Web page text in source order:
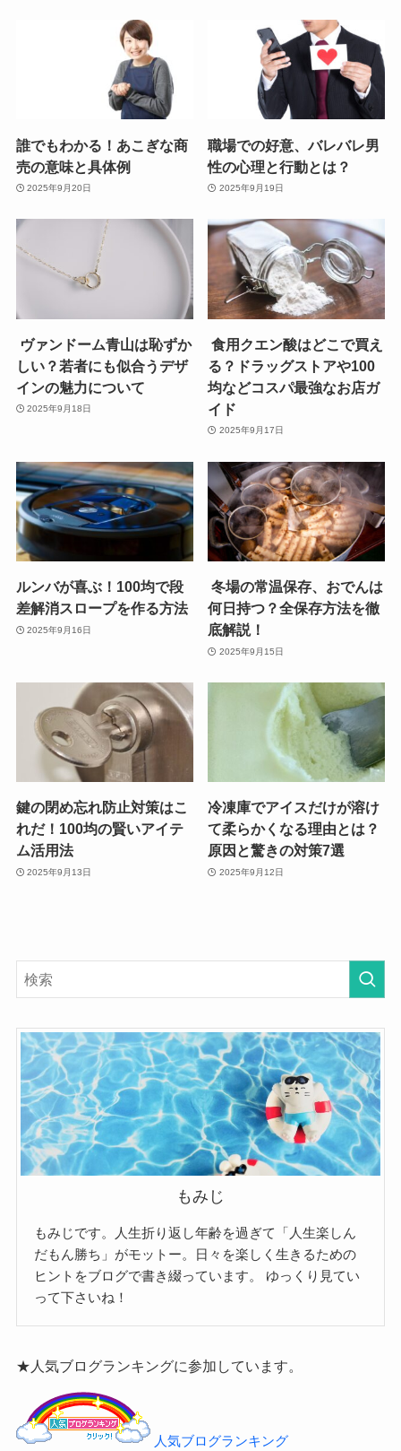
誰でもわかる！あこぎな商
売の意味と具体例
2025年9月20日
職場での好意、バレバレ男
性の心理と行動とは？
2025年9月19日
ヴァンドーム青山は恥ずか
しい？若者にも似合うデザ
インの魅力について
2025年9月18日
食用クエン酸はどこで買え
る？ドラッグストアや100
均などコスパ最強なお店ガ
イド
2025年9月17日
ルンバが喜ぶ！100均で段
差解消スロープを作る方法
2025年9月16日
冬場の常温保存、おでんは
何日持つ？全保存方法を徹
底解説！
2025年9月15日
鍵の閉め忘れ防止対策はこ
れだ！100均の賢いアイテ
ム活用法
2025年9月13日
冷凍庫でアイスだけが溶け
て柔らかくなる理由とは？
原因と驚きの対策7選
2025年9月12日
もみじ
もみじです。人生折り返し年齢を過ぎて「人生楽しん
だもん勝ち」がモットー。日々を楽しく生きるための
ヒントをブログで書き綴っています。
ゆっくり見てい
って下さいね！
★人気ブログランキングに参加しています。
人気ブログランキング